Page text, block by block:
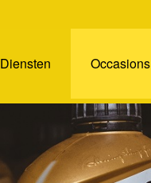
Diensten Occasions